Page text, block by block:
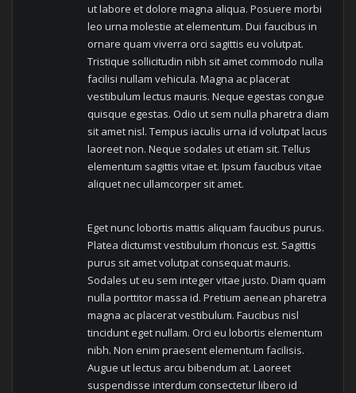
ut labore et dolore magna aliqua. Posuere morbi
leo urna molestie at elementum. Dui faucibus in
ornare quam viverra orci sagittis eu volutpat.
Tristique sollicitudin nibh sit amet commodo nulla
facilisi nullam vehicula. Magna ac placerat
vestibulum lectus mauris. Neque egestas congue
quisque egestas. Odio ut sem nulla pharetra diam
sit amet nisl. Tempus iaculis urna id volutpat lacus
laoreet non. Neque sodales ut etiam sit. Tellus
elementum sagittis vitae et. Ipsum faucibus vitae
aliquet nec ullamcorper sit amet.
Eget nunc lobortis mattis aliquam faucibus purus.
Platea dictumst vestibulum rhoncus est. Sagittis
purus sit amet volutpat consequat mauris.
Sodales ut eu sem integer vitae justo. Diam quam
nulla porttitor massa id. Pretium aenean pharetra
magna ac placerat vestibulum. Faucibus nisl
tincidunt eget nullam. Orci eu lobortis elementum
nibh. Non enim praesent elementum facilisis.
Augue ut lectus arcu bibendum at. Laoreet
suspendisse interdum consectetur libero id